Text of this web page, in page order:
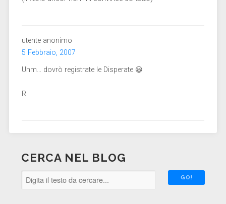
utente anonimo
5 Febbraio, 2007
Uhm… dovrò registrate le Disperate 😀
R
CERCA NEL BLOG